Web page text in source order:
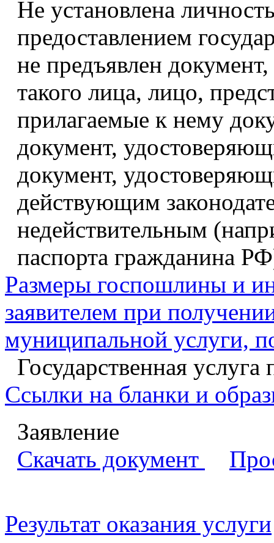
Не установлена
предоставлением
не предъявлен
такого лица, лицо,
прилагаемые к нему
документ,
документ,
действующим
недействительным
паспорта гражданина
Размеры госпошлины и
заявителем при
муниципальной услуги,
Государственная услуга
Ссылки на бланки и
Заявление
Скачать документ
Результат оказания услуги